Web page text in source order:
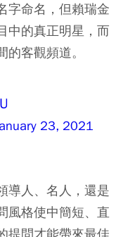
字命名，但賴瑞金
中的真正明星，而
客觀頻道。
23, 2021
導人、名人，還是
風格使中簡短、直